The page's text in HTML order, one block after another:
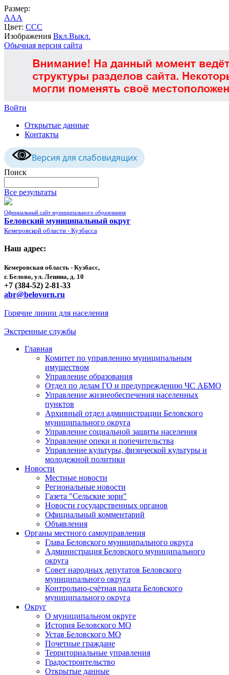
Размер:
AAA
Цвет: CCC
Изображения Вкл.Выкл.
Обычная версия сайта
Войти
Открытые данные
Контакты
Версия для слабовидящих
Поиск
Все результаты
Официальный сайт муниципального образования
Беловский муниципальный округ
Кемеровской области - Кузбасса
Наш адрес:
Кемеровская область - Кузбасс,
г. Белово, ул. Ленина, д. 10
+7 (384-52) 2-81-33
abr@belovorn.ru
Горячие линии для населения
Экстренные службы
Главная
Комитет по управлению муниципальным
имуществом
Управление образования
Отдел по делам ГО и предупреждению ЧС АБМО
Управление жизнеобеспечения населенных
пунктов
Архивный отдел администрации Беловского
муниципального округа
Управление социальной защиты населения
Управление опеки и попечительства
Управление культуры, физической культуры и
молодежной политики
Новости
Местные новости
Региональные новости
Газета "Сельские зори"
Новости государственных органов
Официальный комментарий
Объявления
Органы местного самоуправления
Глава Беловского муниципального округа
Администрация Беловского муниципального
округа
Совет народных депутатов Беловского
муниципального округа
Контрольно-счётная палата Беловского
муниципального округа
Округ
О муниципальном округе
История Беловского МО
Устав Беловского МО
Почетные граждане
Территориальные управления
Градостроительство
Открытые данные